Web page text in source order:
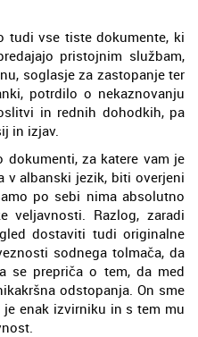
tudi vse tiste dokumente, ki
pristojnim službam,
soglasje za zastopanje ter
potrdilo o nekaznovanju
in rednih dohodkih, pa
in izjav.
dokumenti, za katere vam je
v albanski jezik, biti overjeni
po sebi nima absolutno
veljavnosti. Razlog, zaradi
dostaviti tudi originalne
sodnega tolmača, da
se prepriča o tem, da med
odstopanja. On sme
enak izvirniku in s tem mu